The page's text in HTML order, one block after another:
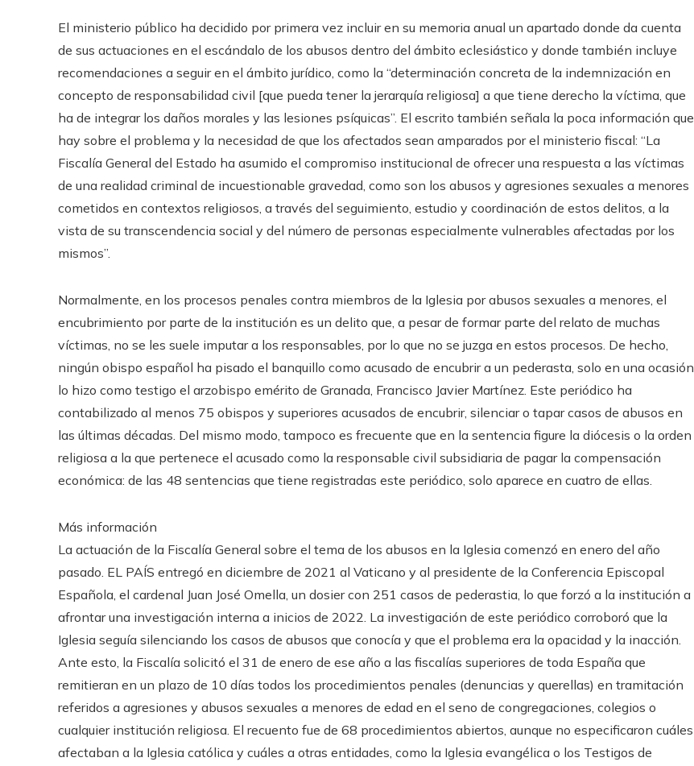
El ministerio público ha decidido por primera vez incluir en su memoria anual un apartado donde da cuenta
de sus actuaciones en el escándalo de los abusos dentro del ámbito eclesiástico y donde también incluye
recomendaciones a seguir en el ámbito jurídico, como la “determinación concreta de la indemnización en
concepto de responsabilidad civil [que pueda tener la jerarquía religiosa] a que tiene derecho la víctima, que
ha de integrar los daños morales y las lesiones psíquicas”. El escrito también señala la poca información que
hay sobre el problema y la necesidad de que los afectados sean amparados por el ministerio fiscal: “La
Fiscalía General del Estado ha asumido el compromiso institucional de ofrecer una respuesta a las víctimas
de una realidad criminal de incuestionable gravedad, como son los abusos y agresiones sexuales a menores
cometidos en contextos religiosos, a través del seguimiento, estudio y coordinación de estos delitos, a la
vista de su transcendencia social y del número de personas especialmente vulnerables afectadas por los
mismos”.
Normalmente, en los procesos penales contra miembros de la Iglesia por abusos sexuales a menores, el
encubrimiento por parte de la institución es un delito que, a pesar de formar parte del relato de muchas
víctimas, no se les suele imputar a los responsables, por lo que no se juzga en estos procesos. De hecho,
ningún obispo español ha pisado el banquillo como acusado de encubrir a un pederasta, solo en una ocasión
lo hizo como testigo el arzobispo emérito de Granada, Francisco Javier Martínez. Este periódico ha
contabilizado al menos 75 obispos y superiores acusados de encubrir, silenciar o tapar casos de abusos en
las últimas décadas. Del mismo modo, tampoco es frecuente que en la sentencia figure la diócesis o la orden
religiosa a la que pertenece el acusado como la responsable civil subsidiaria de pagar la compensación
económica: de las 48 sentencias que tiene registradas este periódico, solo aparece en cuatro de ellas.
Más información
La actuación de la Fiscalía General sobre el tema de los abusos en la Iglesia comenzó en enero del año
pasado. EL PAÍS entregó en diciembre de 2021 al Vaticano y al presidente de la Conferencia Episcopal
Española, el cardenal Juan José Omella, un dosier con 251 casos de pederastia, lo que forzó a la institución a
afrontar una investigación interna a inicios de 2022. La investigación de este periódico corroboró que la
Iglesia seguía silenciando los casos de abusos que conocía y que el problema era la opacidad y la inacción.
Ante esto, la Fiscalía solicitó el 31 de enero de ese año a las fiscalías superiores de toda España que
remitieran en un plazo de 10 días todos los procedimientos penales (denuncias y querellas) en tramitación
referidos a agresiones y abusos sexuales a menores de edad en el seno de congregaciones, colegios o
cualquier institución religiosa. El recuento fue de 68 procedimientos abiertos, aunque no especificaron cuáles
afectaban a la Iglesia católica y cuáles a otras entidades, como la Iglesia evangélica o los Testigos de